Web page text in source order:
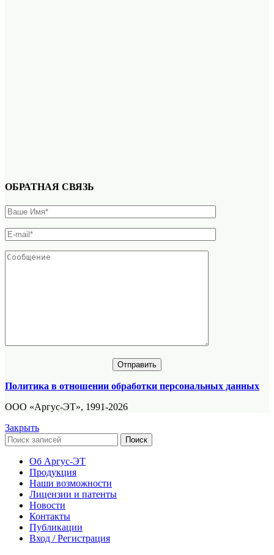
ОБРАТНАЯ СВЯЗЬ
Политика в отношении обработки персональных данных
ООО «Аргус-ЭТ», 1991-2026
Закрыть
Поиск
Об Аргус-ЭТ
Продукция
Наши возможности
Лицензии и патенты
Новости
Контакты
Публикации
Вход / Регистрация